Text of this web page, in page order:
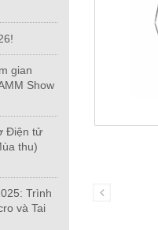
gian
Show
Điện tử
thu)
Trình
và Tai